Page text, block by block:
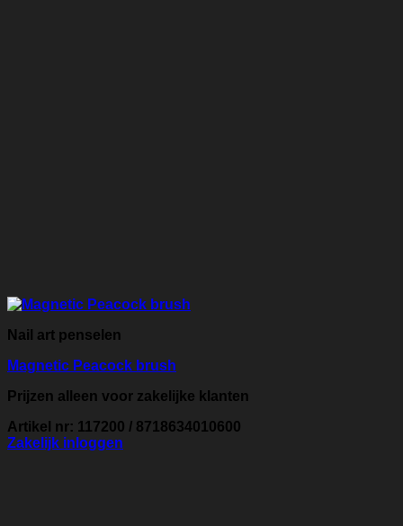
Nail art penselen
Magnetic Peacock brush
Prijzen alleen voor zakelijke klanten
Artikel nr: 117200 / 8718634010600
Zakelijk inloggen